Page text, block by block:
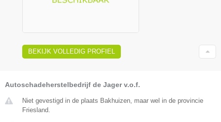
BEKIJK VOLLEDIG PROFIEL
Autoschadeherstelbedrijf de Jager v.o.f.
Niet gevestigd in de plaats Bakhuizen, maar wel in de provincie
Friesland.